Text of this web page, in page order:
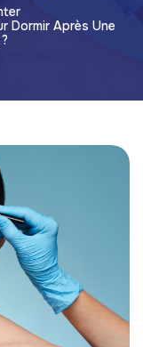
Dormir Après Une